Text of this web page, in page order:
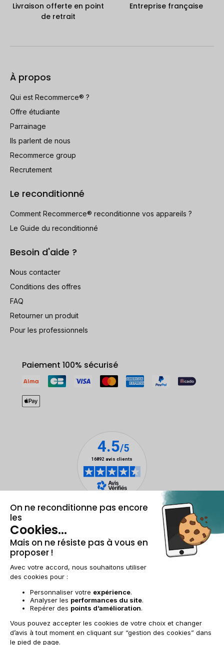
Livraison offerte en point
de retrait
Entreprise française
À propos
Qui est Recommerce® ?
Offre étudiante
Parrainage
Ils parlent de nous
Recommerce group
Recrutement
Le reconditionné
Comment Recommerce® reconditionne vos appareils ?
Le Guide du reconditionné
Besoin d'aide ?
Nous contacter
Conditions des offres
FAQ
Retourner un produit
Pour les professionnels
Paiement 100% sécurisé
Mentions légales et CGUGestion des cookies
Conditions générales de vente
AccessibilitéPlan du site
FR | €
© 2009-2025 RECOMMERCE - Tous droits réservés.